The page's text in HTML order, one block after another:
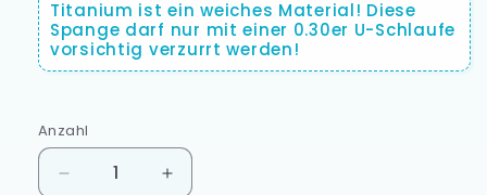
Titanium ist ein weiches Material! Diese
Spange darf nur mit einer 0.30er U-Schlaufe
vorsichtig verzurrt werden!
Anzahl
Anzahl
Verringere
Erhöhe